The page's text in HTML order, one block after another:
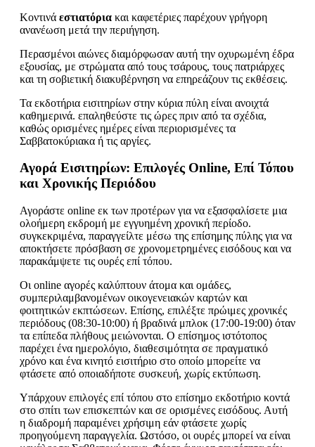
Κοντινά εστιατόρια και καφετέριες παρέχουν γρήγορη
ανανέωση μετά την περιήγηση.
Περασμένοι αιώνες διαμόρφωσαν αυτή την οχυρωμένη έδρα
εξουσίας, με στρώματα από τους τσάρους, τους πατριάρχες
και τη σοβιετική διακυβέρνηση να επηρεάζουν τις εκθέσεις.
Τα εκδοτήρια εισιτηρίων στην κύρια πύλη είναι ανοιχτά
καθημερινά. επαληθεύστε τις ώρες πριν από τα σχέδια,
καθώς ορισμένες ημέρες είναι περιορισμένες τα
Σαββατοκύριακα ή τις αργίες.
Αγορά Εισιτηρίων: Επιλογές Online, Επί Τόπου
και Χρονικής Περιόδου
Αγοράστε online εκ των προτέρων για να εξασφαλίσετε μια
ολοήμερη εκδρομή με εγγυημένη χρονική περίοδο.
συγκεκριμένα, παραγγείλτε μέσω της επίσημης πύλης για να
αποκτήσετε πρόσβαση σε χρονομετρημένες εισόδους και να
παρακάμψετε τις ουρές επί τόπου.
Οι online αγορές καλύπτουν άτομα και ομάδες,
συμπεριλαμβανομένων οικογενειακών καρτών και
φοιτητικών εκπτώσεων. Επίσης, επιλέξτε πρώιμες χρονικές
περιόδους (08:30-10:00) ή βραδινά μπλοκ (17:00-19:00) όταν
τα επίπεδα πλήθους μειώνονται. Ο επίσημος ιστότοπος
παρέχει ένα ημερολόγιο, διαθεσιμότητα σε πραγματικό
χρόνο και ένα κινητό εισιτήριο στο οποίο μπορείτε να
φτάσετε από οποιαδήποτε συσκευή, χωρίς εκτύπωση.
Υπάρχουν επιλογές επί τόπου στο επίσημο εκδοτήριο κοντά
στο σπίτι των επισκεπτών και σε ορισμένες εισόδους. Αυτή
η διαδρομή παραμένει χρήσιμη εάν φτάσετε χωρίς
προηγούμενη παραγγελία. Ωστόσο, οι ουρές μπορεί να είναι